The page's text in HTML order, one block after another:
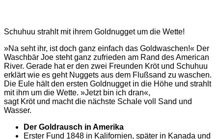
Schuhuu strahlt mit ihrem Goldnugget um die Wette!
»Na seht ihr, ist doch ganz einfach das Goldwaschen!« Der
Waschbär Joe steht ganz zufrieden am Rand des American
River. Gerade hat er den zwei Freunden Kröt und Schuhuu
erklärt wie es geht Nuggets aus dem Flußsand zu waschen.
Die Eule hält den ersten Goldnugget in die Höhe und strahlt
mit ihm um die Wette. »Jetzt bin ich dran«,
sagt Kröt und macht die nächste Schale voll Sand und
Wasser.
Der Goldrausch in Amerika
Erster Fund 1848 in Kalifornien, später in Kanada und